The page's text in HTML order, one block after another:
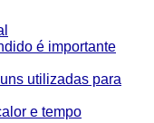
é importante
utilizadas para
e tempo